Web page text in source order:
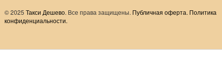
©2025 Такси Дешево. Все права защищены. Публичная оферта. Политика
конфиденциальности.